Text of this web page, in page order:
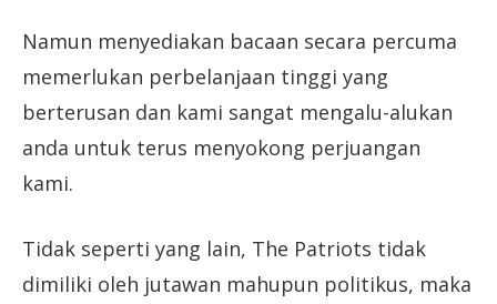
Namun menyediakan bacaan secara percuma
memerlukan perbelanjaan tinggi yang
berterusan dan kami sangat mengalu-alukan
anda untuk terus menyokong perjuangan
kami.
Tidak seperti yang lain, The Patriots tidak
dimiliki oleh jutawan mahupun politikus, maka